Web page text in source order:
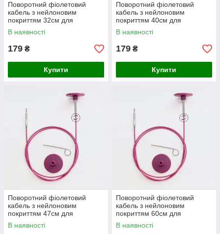
Поворотний фіолетовий
кабель з нейлоновим
покриттям 32см для
створення кругових спиць
довжиною 80см KnitPro
В наявності
179 ₴
Купити
Поворотний фіолетовий
кабель з нейлоновим
покриттям 40см для
створення кругових спиць
довжиною 100см KnitPro
В наявності
179 ₴
Купити
Поворотний фіолетовий
кабель з нейлоновим
покриттям 47см для
створення кругових спиць
довжиною 120см KnitPro
В наявності
Поворотний фіолетовий
кабель з нейлоновим
покриттям 60см для
створення кругових спиць
довжиною 150см KnitPro
В наявності